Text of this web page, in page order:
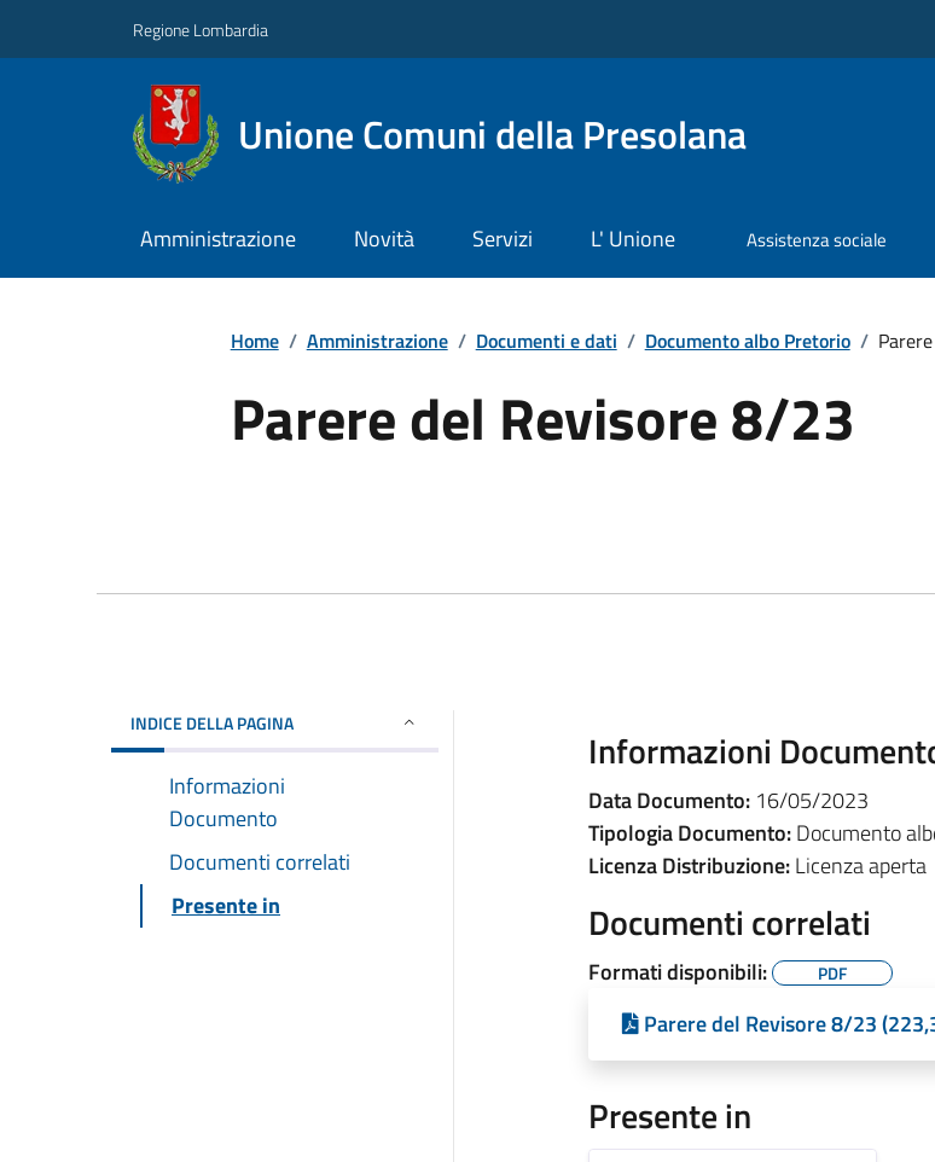
Regione Lombardia
Unione Comuni della Presolana
Amministrazione Novità Servizi L' Unione Assistenza sociale
Home / Amministrazione / Documenti e dati / Documento albo Pretorio /
Parere del Revisore 8/23
INDICE DELLA PAGINA
Informazioni
Documento
Documenti correlati
Presente in
Informazioni
Data Documento:16/05/2023
Tipologia Documento:Documento
Licenza Distribuzione:Licenza aperta
Documenti correlati
Formati disponibili: PDF
Parere del Revisore 8/23
Presente in